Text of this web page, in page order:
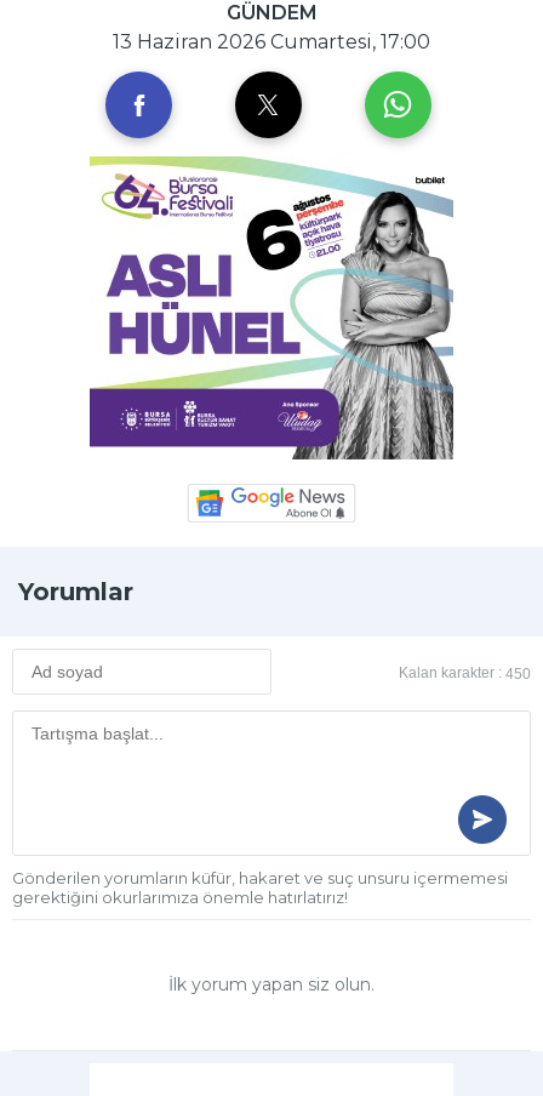
GÜNDEM
13 Haziran 2026 Cumartesi, 17:00
Yorumlar
Kalan karakter : 450
Gönderilen yorumların küfür, hakaret ve suç unsuru içermemesi
gerektiğini okurlarımıza önemle hatırlatırız!
İlk yorum yapan siz olun.